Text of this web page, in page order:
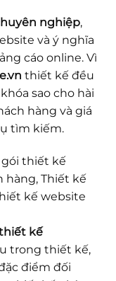
nghiệp,
và ý nghĩa
cáo online. Vì
thiết kế đều
sao cho hài
hàng và giá
tìm kiếm.
thiết kế
hàng, Thiết kế
kế website
kế
trong thiết kế,
điểm đối